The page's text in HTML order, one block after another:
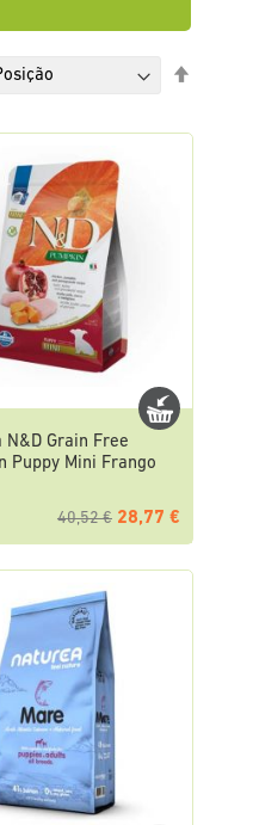
N&D Grain Free
Puppy Mini Frango
40,52 € 28,77 €